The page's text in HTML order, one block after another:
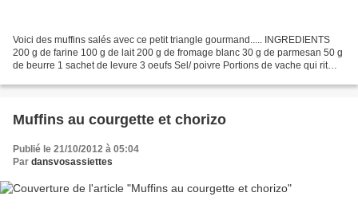
Voici des muffins salés avec ce petit triangle gourmand..... INGREDIENTS
200 g de farine 100 g de lait 200 g de fromage blanc 30 g de parmesan 50 g
de beurre 1 sachet de levure 3 oeufs Sel/ poivre Portions de vache qui rit
Muffins au courgette et chorizo
Publié le 21/10/2012 à 05:04
Par dansvosassiettes